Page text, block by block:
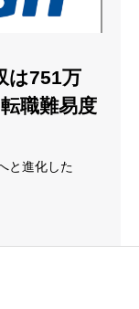
は751万
職難易度
と進化した